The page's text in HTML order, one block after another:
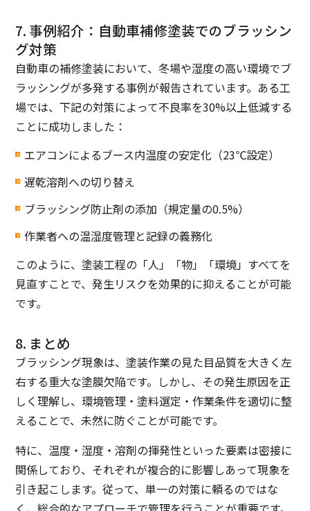
7. 事例紹介：自動車補修塗装でのブラッシン
グ対策
自動車の補修塗装において、冬場や湿度の高い環境でブ
ラッシングが多発する事例が報告されています。ある工
場では、下記の対策によって不良率を30%以上低減する
ことに成功しました：
エアコンによるブース内温度の安定化（23℃設定）
遅乾溶剤への切り替え
ブラッシング防止剤の添加（規定量の0.5%）
作業者への温湿度管理と記録の義務化
このように、塗装工程の「人」「物」「環境」すべてを
見直すことで、発生リスクを効果的に抑えることが可能
です。
8. まとめ
ブラッシング現象は、塗装作業の見た目品質を大きく左
右する重大な塗膜欠陥です。しかし、その発生原因を正
しく理解し、環境管理・塗料選定・作業条件を適切に整
えることで、未然に防ぐことが可能です。
特に、温度・湿度・溶剤の揮発性といった要素は密接に
関係しており、それぞれが複合的に影響しあって現象を
引き起こします。従って、単一の対策に頼るのではな